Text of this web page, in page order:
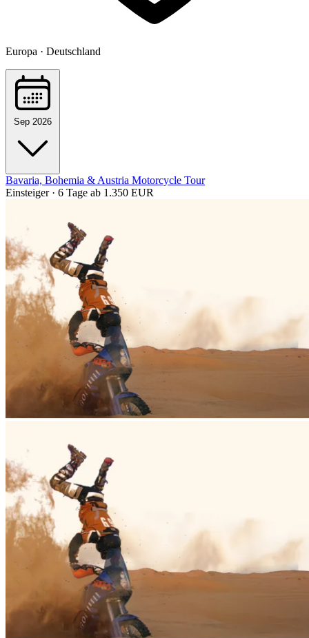
Europa · Deutschland
Sep 2026
Bavaria, Bohemia & Austria Motorcycle Tour
Einsteiger · 6 Tage ab 1.350 EUR